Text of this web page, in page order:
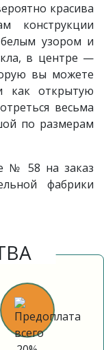
красива
конструкции
узором и
в центре —
вы можете
как открытую
весьма
по размерам
№ 58 на заказ
фабрики